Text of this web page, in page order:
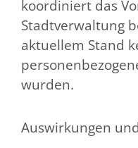
koordiniert das
Stadtverwaltung
aktuellem Stand
wurden.
Auswirkungen